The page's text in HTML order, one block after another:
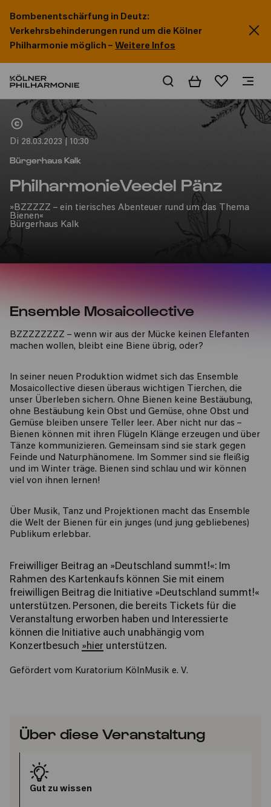
Bombenentschärfung in Deutz:
Verkehrsbehinderungen rund um die Kölner
Philharmonie möglich – Weitere Infos
WarenkorbMerkliste
Home
Di 28.03.2023 | 10:30
Bürgerhaus Kalk
PhilharmonieVeedel Pänz
»BZZZZZ – ein tierisches Abenteuer rund um das Thema
Bienen«
Bürgerhaus Kalk
Ensemble Mosaicollective
BZZZZZZZZ – wenn wir aus der Mücke keinen Elefanten
machen wollen, bleibt eine Biene übrig, oder?
In seiner neuen Produktion widmet sich das Ensemble
Mosaicollective diesen überaus wichtigen Tierchen, die
unser Überleben sichern. Ohne Bienen keine Bestäubung,
ohne Bestäubung kein Obst und Gemüse, ohne Obst und
Gemüse bleiben unsere Teller leer. Aber nicht nur das –
Bienen können mit ihren Flügeln Klänge erzeugen und über
Tänze kommunizieren. Gemeinsam sind sie stark gegen
Feinde und Naturphänomene. Im Sommer sind sie fleißig
und im Winter träge. Bienen sind schlau und wir können
viel von ihnen lernen!
Über Musik, Tanz und Projektionen macht das Ensemble
die Welt der Bienen für ein junges (und jung gebliebenes)
Publikum erlebbar.
Freiwilliger Beitrag an »Deutschland summt!«: Im
Rahmen des Kartenkaufs können Sie mit einem
freiwilligen Beitrag die Initiative »Deutschland summt!«
unterstützen. Personen, die bereits Tickets für die
Veranstaltung erworben haben und Interessierte
können die Initiative auch unabhängig vom
Konzertbesuch »hier unterstützen.
Gefördert vom Kuratorium KölnMusik e. V.
Über diese Veranstaltung
Gut zu wissen